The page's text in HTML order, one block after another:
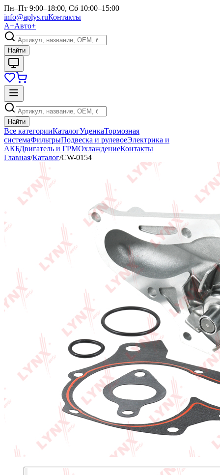
Пн–Пт 9:00–18:00, Сб 10:00–15:00
info@aplys.ruКонтакты
А+Авто+
Найти
Найти
Все категорииКаталогУценкаТормозная
системаФильтрыПодвеска и рулевоеЭлектрика и
АКБДвигатель и ГРМОхлаждениеКонтакты
Главная/Каталог/CW-0154